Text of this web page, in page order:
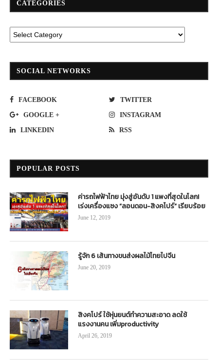
CATEGORIES
SOCIAL NETWORKS
FACEBOOK TWITTER
GOOGLE + INSTAGRAM
LINKEDIN RSS
POPULAR POSTS
ค่ารถไฟฟ้าไทย มุ่งสู่อันดับ 1 แพงที่สุดในโลก!
เร่งเครื่องแซง “ลอนดอน-สิงคโปร์” เรียบร้อย
June 12, 2019
รู้จัก 6 เส้นทางขนส่งผลไม้ไทยไปจีน
June 20, 2019
สิงคโปร์ ใช้หุ่นยนต์ทำความสะอาด ลดใช้
แรงงานคน เพิ่มproductivity
April 26, 2019